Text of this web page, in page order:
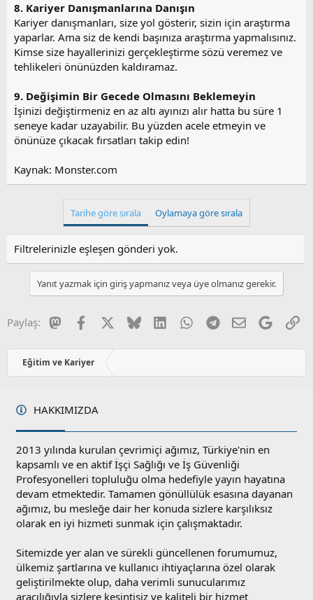
8. Kariyer Danışmanlarına Danışın
Kariyer danışmanları, size yol gösterir, sizin için araştırma
yaparlar. Ama siz de kendi başınıza araştırma yapmalısınız.
Kimse size hayallerinizi gerçekleştirme sözü veremez ve
tehlikeleri önünüzden kaldıramaz.
9. Değişimin Bir Gecede Olmasını Beklemeyin
İşinizi değiştirmeniz en az altı ayınızı alır hatta bu süre 1
seneye kadar uzayabilir. Bu yüzden acele etmeyin ve
önünüze çıkacak fırsatları takip edin!
Kaynak: Monster.com
Tarihe göre sırala Oylamaya göre sırala
Filtrelerinizle eşleşen gönderi yok.
Yanıt yazmak için giriş yapmanız veya üye olmanız gerekir.
Paylaş: MastodonFacebook BlueskyLinkedInWhatsAppTelegram
E-postaGoogle
Eğitim ve Kariyer
HAKKIMIZDA
2013 yılında kurulan çevrimiçi ağımız, Türkiye'nin en
kapsamlı ve en aktif İşçi Sağlığı ve İş Güvenliği
Profesyonelleri topluluğu olma hedefiyle yayın hayatına
devam etmektedir. Tamamen gönüllülük esasına dayanan
ağımız, bu mesleğe dair her konuda sizlere karşılıksız
olarak en iyi hizmeti sunmak için çalışmaktadır.
Sitemizde yer alan ve sürekli güncellenen forumumuz,
ülkemiz şartlarına ve kullanıcı ihtiyaçlarına özel olarak
geliştirilmekte olup, daha verimli sunucularımız
aracılığıyla sizlere kesintisiz ve kaliteli bir hizmet